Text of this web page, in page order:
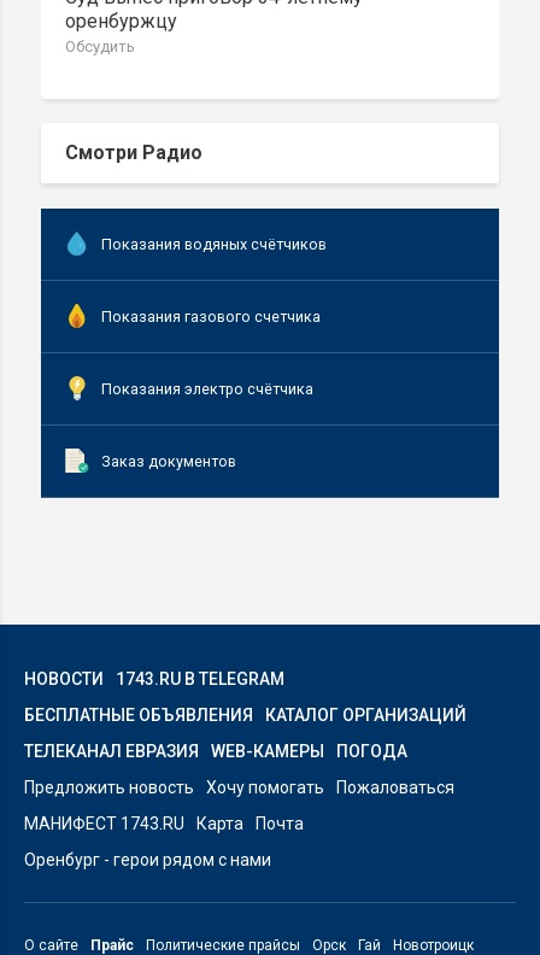
оренбуржцу
Обсудить
Смотри Радио
Показания водяных счётчиков
Показания газового счетчика
Показания электро счётчика
Заказ документов
НОВОСТИ
1743.RU В TELEGRAM
БЕСПЛАТНЫЕ ОБЪЯВЛЕНИЯ
КАТАЛОГ ОРГАНИЗАЦИЙ
ТЕЛЕКАНАЛ ЕВРАЗИЯ
WEB-КАМЕРЫ
ПОГОДА
Предложить новость
Хочу помогать
Пожаловаться
МАНИФЕСТ 1743.RU
Карта
Почта
Оренбург - герои рядом с нами
О сайте Прайс Политические прайсы Орск Гай Новотроицк